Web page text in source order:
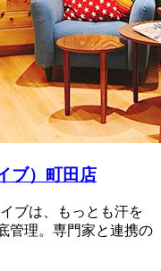
ブ）町田店
ブは、もっとも汗を
管理。専門家と連携の